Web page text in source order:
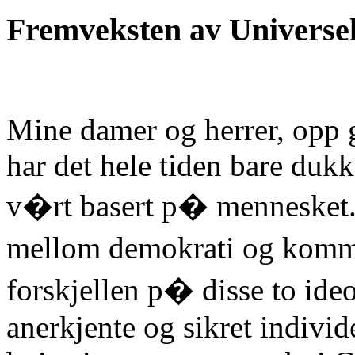
Fremveksten av
Mine damer og herrer,
har det hele tiden bare
v�rt basert p�
mellom demokrati og
forskjellen p� disse to
anerkjente og sikret